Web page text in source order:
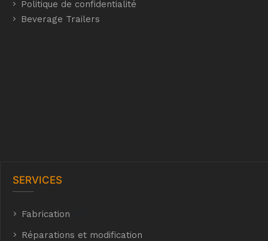
Politique de confidentialité
Beverage Trailers
SERVICES
Fabrication
Réparations et modification